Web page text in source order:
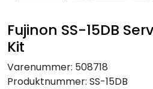
Fujinon SS-15DB
Kit
Varenummer: 508718
Produktnummer: SS-15DB